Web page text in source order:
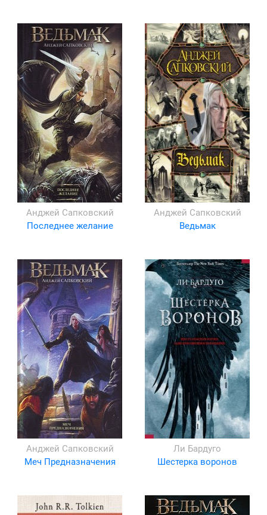
Анджей Сапковский
Последнее желание
Анджей Сапковский
Ведьмак
Анджей Сапковский
Меч Предназначения
Ли Бардуго
Шестерка воронов